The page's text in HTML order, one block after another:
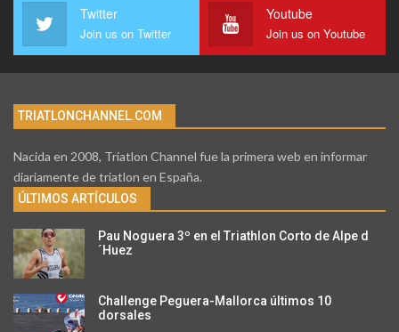
Twitter
Join us on Twitter
Youtube
Join us on Youtube
TRIATLONCHANNEL.COM
Nacida en 2008, Triatlon Channel fue la primera web en informar
diariamente de triatlon en España.
ÚLTIMOS ARTÍCULOS
Pau Noguera 3º en el Triathlon Corto de Alpe d
´Huez
Challenge Peguera-Mallorca últimos 10
dorsales